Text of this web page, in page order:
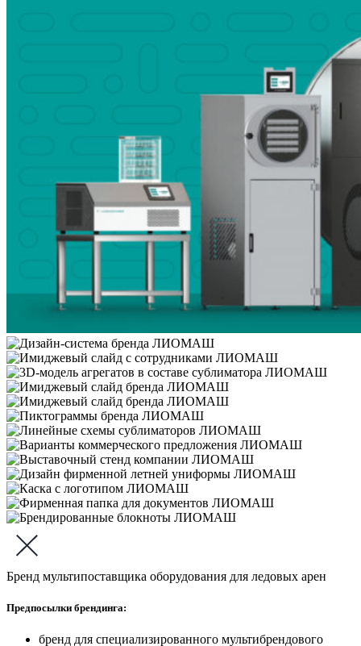
Бренд мультипоставщика оборудования для ледовых арен
Предпосылки брендинга:
бренд для специализированного мультибрендового